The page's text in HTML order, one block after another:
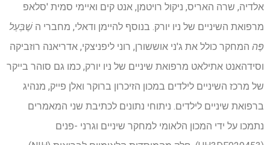
אלדיה, שרה האריס, ניקול רויטמן, אנט קים ואיימי סמית 'סלאפ
מרפואת השיניים של ניו יורק. בנוסף להיימן ודאלי, מחברי ה שֶׁבְּעַל
פֶּה המחקר כולל את ג'ני אוששורן, רוני ליפניצקי, אדריאנה רוזביקה
וסידהאנט אתילאט מרפואת שיניים של ניו יורק, כמו גם סוהר בייקר
של מרכז השיניים לילדים במכון הזיכרון ברוקר ואלן פייק, מנהיג
ברפואת שיניים לילדים. ניתוחי נתונים לכתיבת שני המאמרים
נתמכו על ידי המכון הלאומי למחקר שיניים וגרני -פנים